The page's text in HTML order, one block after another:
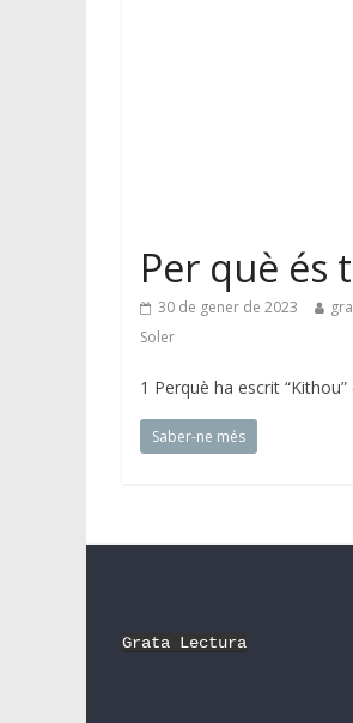
Per què és
30 de gener de 2023
Soler
1 Perquè ha escrit
Saber-ne més
Grata Lectura